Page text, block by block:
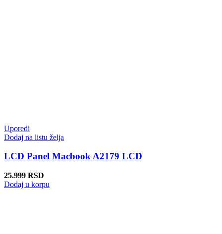
Uporedi
Dodaj na listu želja
LCD Panel Macbook A2179 LCD
25.999 RSD
Dodaj u korpu